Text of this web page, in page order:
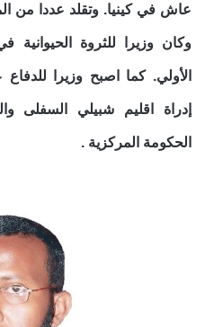
عاش في كينيا. وتقلد عددا من
وكان وزيرا للثروة
إدراة اقليم شبيلي السفلى
الحكومة المركزية .